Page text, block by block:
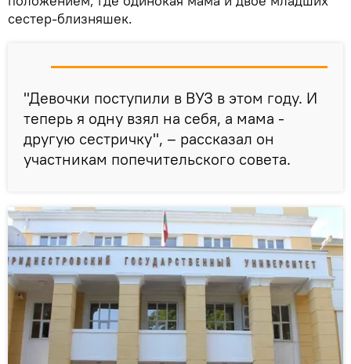
сестер-близняшек.
"Девочки поступили в ВУЗ в этом году. И
теперь я одну взял на себя, а мама -
другую сестричку", – рассказал он
участникам попечительского совета.